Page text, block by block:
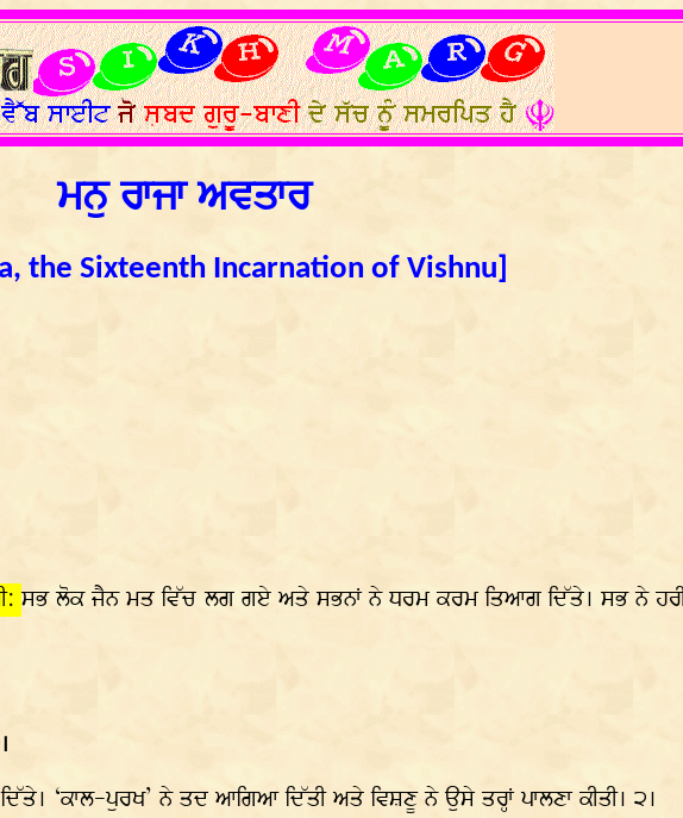
ਮਨੁ ਰਾਜਾ ਅਵਤਾਰ
the Sixteenth Incarnation of Vishnu]
ਸਭ ਲੋਕ ਜੈਨ ਮਤ ਵਿੱਚ ਲਗ ਗਏ ਅਤੇ ਸਭਨਾਂ ਨੇ ਧਰਮ ਕਰਮ ਤਿਆਗ ਦਿੱਤੇ। ਸਭ ਨੇ ਹਰੀ
‘ਕਾਲ-ਪੁਰਖ’ ਨੇ ਤਦ ਆਗਿਆ ਦਿੱਤੀ ਅਤੇ ਵਿਸ਼ਣੂ ਨੇ ਉਸੇ ਤਰ੍ਹਾਂ ਪਾਲਣਾ ਕੀਤੀ। ੨।